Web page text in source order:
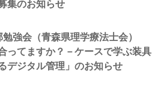
集のお知らせ
強会（青森県理学療法士会）
ってますか？－ケースで学ぶ装具
デジタル管理」のお知らせ